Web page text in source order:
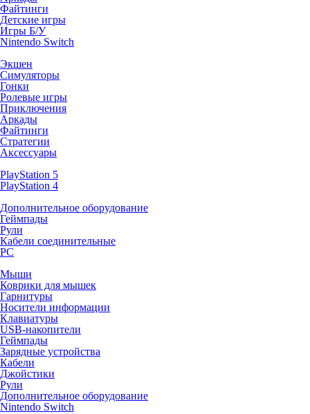
Файтинги
Детские игры
Игры Б/У
Nintendo Switch
Экшен
Симуляторы
Гонки
Ролевые игры
Приключения
Аркады
Файтинги
Стратегии
Аксессуары
PlayStation 5
PlayStation 4
Дополнительное оборудование
Геймпады
Рули
Кабели соединительные
PC
Мыши
Коврики для мышек
Гарнитуры
Носители информации
Клавиатуры
USB-накопители
Геймпады
Зарядные устройства
Кабели
Джойстики
Рули
Дополнительное оборудование
Nintendo Switch